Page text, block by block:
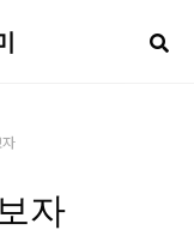
자